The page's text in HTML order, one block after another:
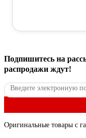
Подпишитесь на
распродажи ждут!
Оригинальные товары с